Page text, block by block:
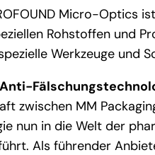
Micro-Optics
Rohstoffen und
Werkzeuge und
zwischen MM
nun in die Welt der
Als führender